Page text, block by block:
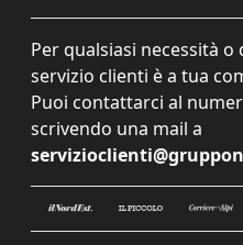
Per qualsiasi necessità
servizio clienti è a tua
Puoi contattarci al
scrivendo una mail a